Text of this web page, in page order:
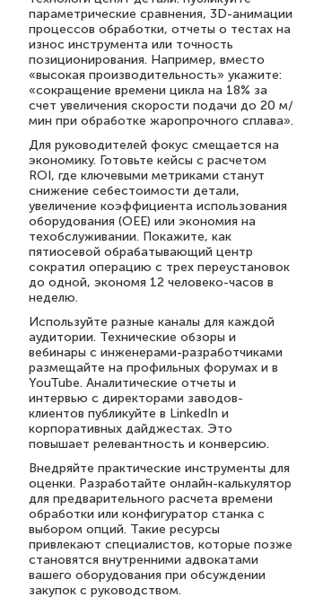
параметрические сравнения, 3D-анимации
процессов обработки, отчеты о тестах на
износ инструмента или точность
позиционирования. Например, вместо
«высокая производительность» укажите:
«сокращение времени цикла на 18% за
счет увеличения скорости подачи до 20 м/
мин при обработке жаропрочного сплава».
Для руководителей фокус смещается на
экономику. Готовьте кейсы с расчетом
ROI, где ключевыми метриками станут
снижение себестоимости детали,
увеличение коэффициента использования
оборудования (OEE) или экономия на
техобслуживании. Покажите, как
пятиосевой обрабатывающий центр
сократил операцию с трех переустановок
до одной, экономя 12 человеко-часов в
неделю.
Используйте разные каналы для каждой
аудитории. Технические обзоры и
вебинары с инженерами-разработчиками
размещайте на профильных форумах и в
YouTube. Аналитические отчеты и
интервью с директорами заводов-
клиентов публикуйте в LinkedIn и
корпоративных дайджестах. Это
повышает релевантность и конверсию.
Внедряйте практические инструменты для
оценки. Разработайте онлайн-калькулятор
для предварительного расчета времени
обработки или конфигуратор станка с
выбором опций. Такие ресурсы
привлекают специалистов, которые позже
становятся внутренними адвокатами
вашего оборудования при обсуждении
закупок с руководством.